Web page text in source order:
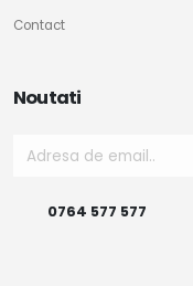
Contact
Noutati
0764 577 577